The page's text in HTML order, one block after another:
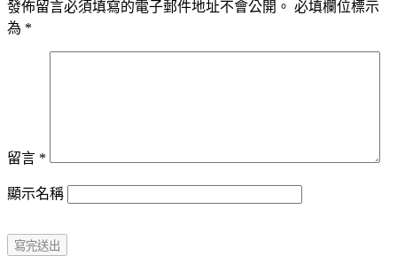
發佈留言必須填寫的電子郵件地址不會公開。 必填欄位標示
為 *
留言 *
顯示名稱